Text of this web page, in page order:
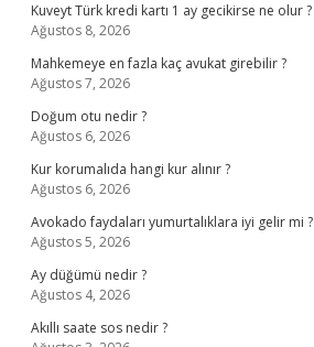
Kuveyt Türk kredi kartı 1 ay gecikirse ne olur ?
Ağustos 8, 2026
Mahkemeye en fazla kaç avukat girebilir ?
Ağustos 7, 2026
Doğum otu nedir ?
Ağustos 6, 2026
Kur korumalıda hangi kur alınır ?
Ağustos 6, 2026
Avokado faydaları yumurtalıklara iyi gelir mi ?
Ağustos 5, 2026
Ay düğümü nedir ?
Ağustos 4, 2026
Akıllı saate sos nedir ?